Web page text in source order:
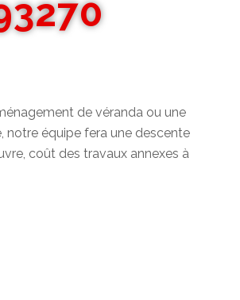
de véranda ou une
notre équipe fera une descente
coût des travaux annexes à